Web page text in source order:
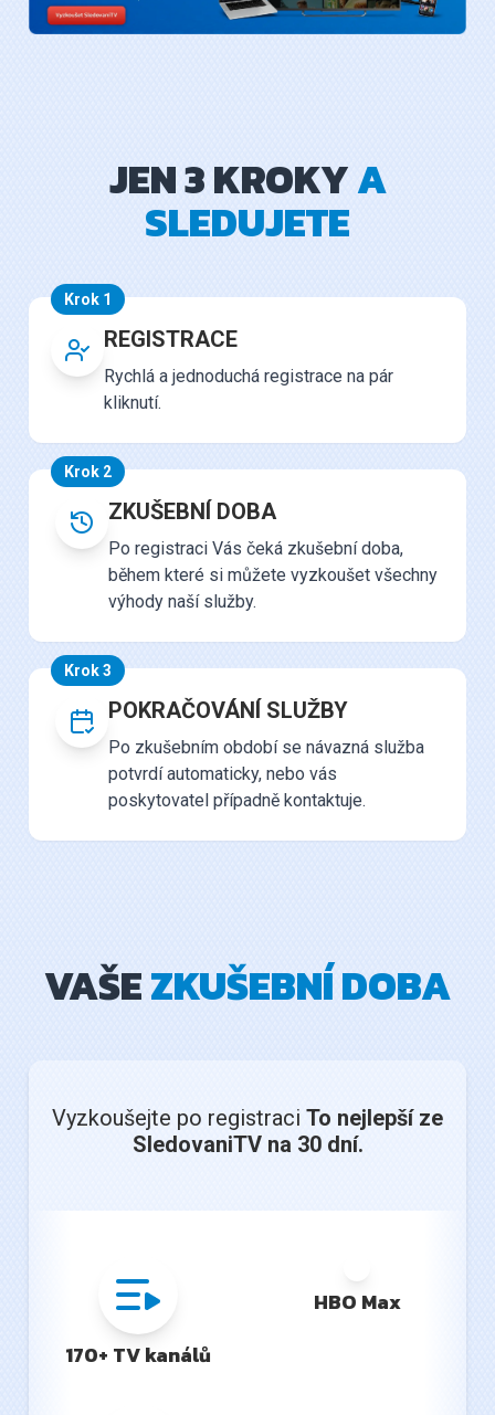
JEN 3 KROKYA
SLEDUJETE
Krok 1
REGISTRACE
Rychlá a jednoduchá registrace na pár
kliknutí.
Krok 2
ZKUŠEBNÍ DOBA
Po registraci Vás čeká zkušební doba,
během které si můžete vyzkoušet všechny
výhody naší služby.
Krok 3
POKRAČOVÁNÍ SLUŽBY
Po zkušebním období se návazná služba
potvrdí automaticky, nebo vás
poskytovatel případně kontaktuje.
VAŠEZKUŠEBNÍ DOBA
Vyzkoušejte po registraci To nejlepší ze
SledovaniTV na 30 dní.
170+ TV kanálů
HBO Max